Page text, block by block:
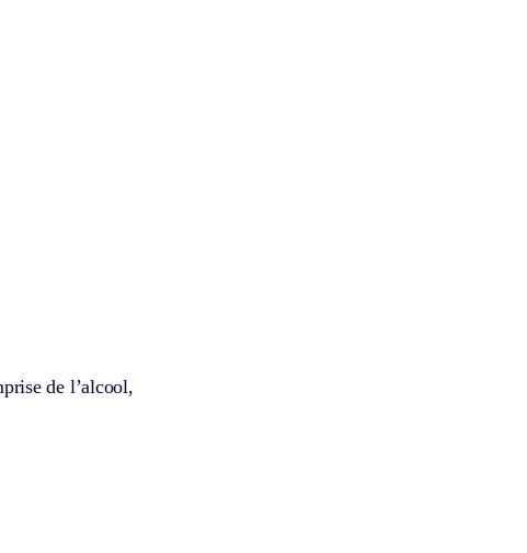
de l’alcool,